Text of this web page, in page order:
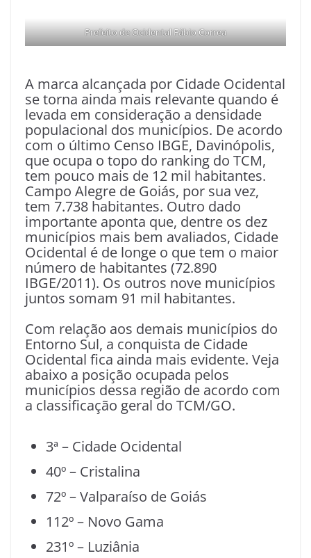
Prefeito de Ocidental Fábio Correa
A marca alcançada por Cidade Ocidental
se torna ainda mais relevante quando é
levada em consideração a densidade
populacional dos municípios. De acordo
com o último Censo IBGE, Davinópolis,
que ocupa o topo do ranking do TCM,
tem pouco mais de 12 mil habitantes.
Campo Alegre de Goiás, por sua vez,
tem 7.738 habitantes. Outro dado
importante aponta que, dentre os dez
municípios mais bem avaliados, Cidade
Ocidental é de longe o que tem o maior
número de habitantes (72.890
IBGE/2011). Os outros nove municípios
juntos somam 91 mil habitantes.
Com relação aos demais municípios do
Entorno Sul, a conquista de Cidade
Ocidental fica ainda mais evidente. Veja
abaixo a posição ocupada pelos
municípios dessa região de acordo com
a classificação geral do TCM/GO.
3ª – Cidade Ocidental
40º – Cristalina
72º – Valparaíso de Goiás
112º – Novo Gama
231º – Luziânia